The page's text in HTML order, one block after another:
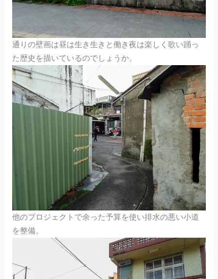
通りの壁画は昼は生き生きと働き夜は楽しく歌い踊っ
た歴史を描いているのでしょうか。
他のプロジェクトで余った予算を使い排水の悪い小道
を整備。